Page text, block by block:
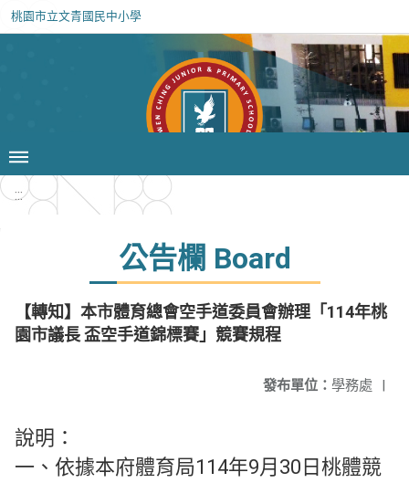
桃園市立文青國民中小學
:::
公告欄 Board
【轉知】本市體育總會空手道委員會辦理「114年桃
園市議長 盃空手道錦標賽」競賽規程
發布單位： 學務處 |
說明：
一、依據本府體育局114年9月30日桃體競